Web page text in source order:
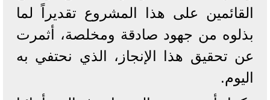
القائمين على هذا المشروع تقديراً لما
بذلوه من جهود صادقة ومخلصة، أثمرت
عن تحقيق هذا الإنجاز، الذي نحتفي به
اليوم.